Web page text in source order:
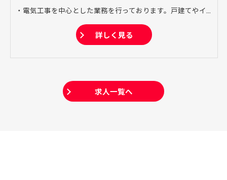
・電気工事を中心とした業務を行っております。戸建てやイベント会場など幅広く対応しており、電気工事に関する技術をサポートいたします。 ・電気設計 店舗や工場などの電気工事の設計施工を行います。 ・施工 様々な建物の電気工事を施工いたします。戸建てから工場まで幅広く対応いたします。 ・管理、点検 一度施工した工事を不具合や漏電などから守るメンテナンスを行います。
詳しく見る
求人一覧へ